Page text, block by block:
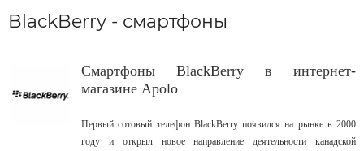
BlackBerry - смартфоны
Смартфоны BlackBerry в интернет-
магазине Apolo
Первый сотовый телефон BlackBerry появился на рынке в 2000
году и открыл новое направление деятельности канадской